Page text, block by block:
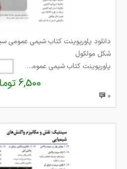
دانلود پاورپوینت کتاب شیمی عمومی
شکل مولکول
پاورپوینت کتاب شیمی عمومی سیلبربرگ
6,500 تومان
0